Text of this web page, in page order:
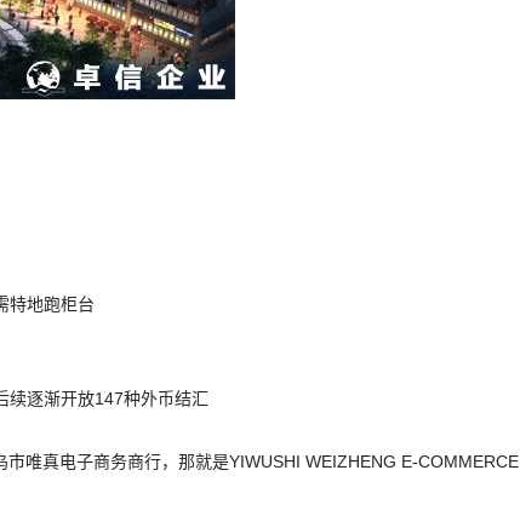
特地跑柜台
续逐渐开放147种外币结汇
唯真电子商务商行，那就是YIWUSHI WEIZHENG E-COMMERCE